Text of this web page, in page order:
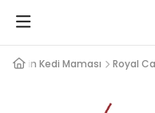
Yetişkin Kedi Maması Royal